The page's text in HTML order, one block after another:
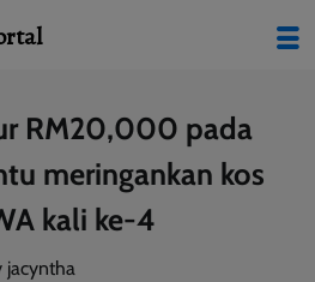
RM20,000 pada
meringankan kos
kali ke-4
jacyntha